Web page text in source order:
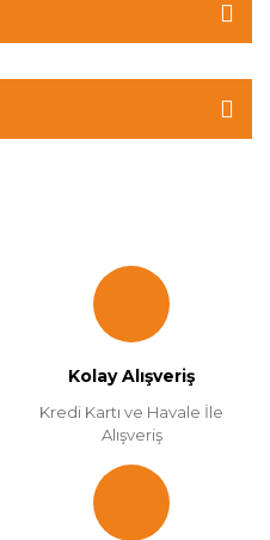
Kolay Alışveriş
Kredi Kartı ve Havale İle
Alışveriş